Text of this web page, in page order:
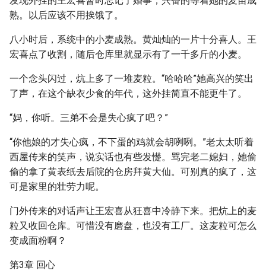
熟。以后应该不用挨饿了。
八小时后，系统中的小麦成熟。黄灿灿的一片十分喜人。王
宏喜点了收割，随后仓库里就显示有了一千多斤的小麦。
一个念头闪过，炕上多了一堆麦粒。“哈哈哈”她高兴的笑出
了声，在这个缺衣少食的年代，这外挂简直不能更牛了。
“妈，你听。三弟不会是失心疯了吧？”
“你他娘的才失心疯，不下蛋的鸡就会胡咧咧。”老太太听着
西屋传来的笑声，说实话也有些发憷。骂完老二媳妇，她偷
偷的拿了黄表纸去后院的仓房拜黄大仙。可别真的疯了，这
可是家里的壮劳力呢。
门外传来的对话声让王宏喜从狂喜中冷静下来。把炕上的麦
粒又收回仓库。可惜没有磨盘，也没有工厂。这麦粒可怎么
变成面粉啊？
第3章 回心